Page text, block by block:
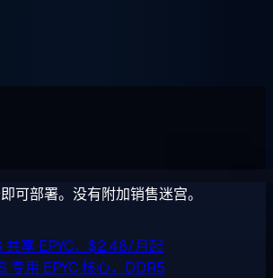
可部署。没有附加销售迷宫。
共享 EPYC，$2.48/月起
专用 EPYC 核心，DDR5